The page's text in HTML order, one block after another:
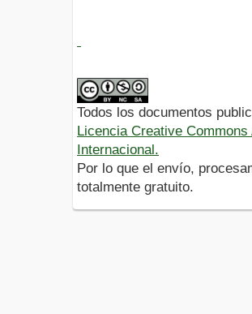
Todos los documentos
Licencia Creative
Internacional.
Por lo que el envío,
totalmente gratuito.